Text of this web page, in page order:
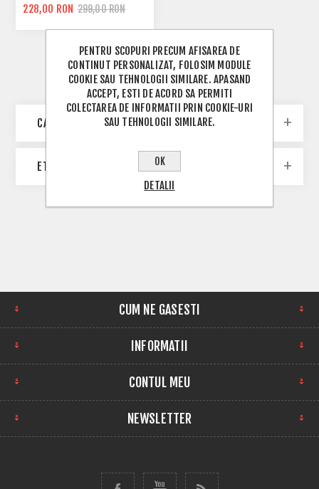
228,00 RON 299,00 RON
CATEGORII
ETICHETE POPULARE
CUM NE GASESTI
INFORMATII
CONTUL MEU
NEWSLETTER
PENTRU SCOPURI PRECUM AFISAREA DE
CONTINUT PERSONALIZAT, FOLOSIM MODULE
COOKIE SAU TEHNOLOGII SIMILARE. APASAND
ACCEPT, ESTI DE ACORD SA PERMITI
COLECTAREA DE INFORMATII PRIN COOKIE-URI
SAU TEHNOLOGII SIMILARE.
OK
DETALII